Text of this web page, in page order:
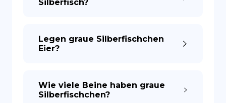
Silberfisch?
Legen graue Silberfischchen
Eier?
Wie viele Beine haben graue
Silberfischchen?